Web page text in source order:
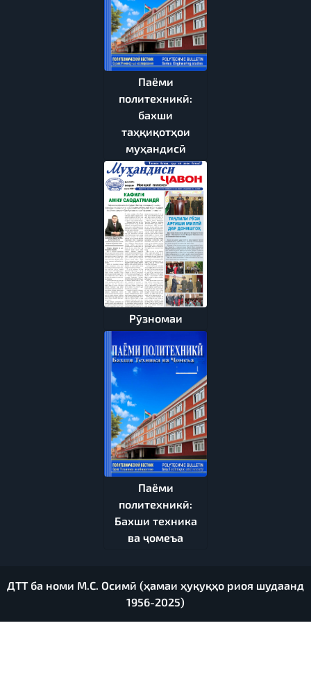
Паёми
политехникӣ:
бахши
таҳқиқотҳои
муҳандисӣ
Рӯзномаи
Паёми
политехникӣ:
Бахши техника
ва ҷомеъа
ДТТ ба номи М.С. Осимӣ (ҳамаи ҳуқуқҳо риоя шудаанд
1956-2025)